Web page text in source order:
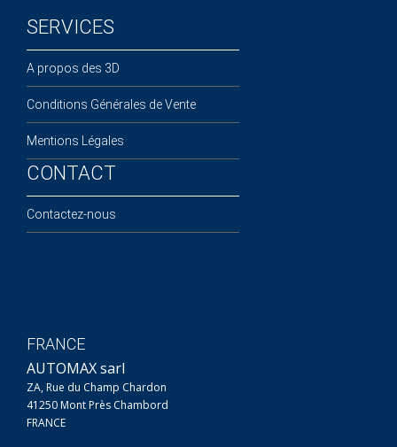
SERVICES
A propos des 3D
Conditions Générales de Vente
Mentions Légales
CONTACT
Contactez-nous
FRANCE
AUTOMAX sarl
ZA, Rue du Champ Chardon
41250 Mont Près Chambord
FRANCE